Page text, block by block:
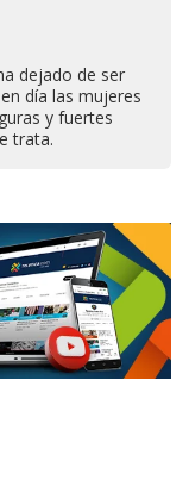
dejado de ser
día las mujeres
y fuertes
trata.